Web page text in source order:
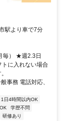
駅より車で7分
毎） ★週2.3日
トに入れない場合
事務 電話対応、
1日4時間以内OK
学歴不問
研修あり